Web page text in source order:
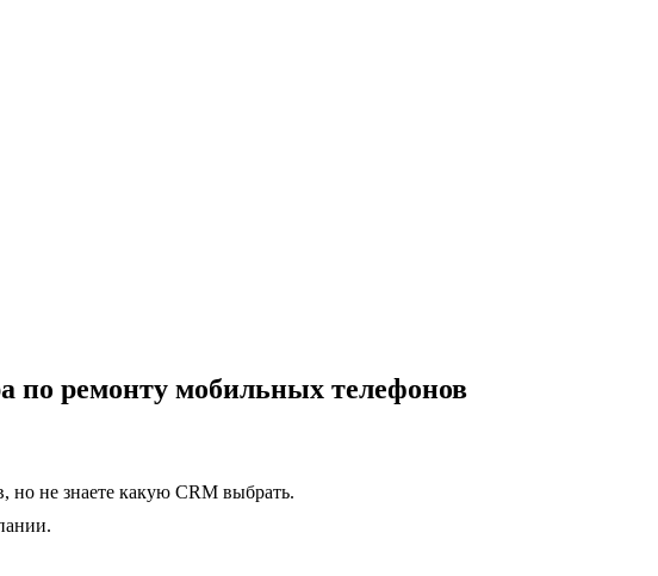
по ремонту мобильных телефонов
но не знаете какую CRM выбрать.